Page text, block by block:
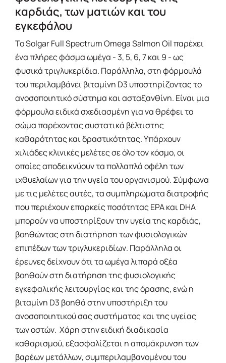
καρδιάς, των ματιών και του
εγκεφάλου
Το Solgar Full Spectrum Omega Salmon Oil παρέχει
ένα πλήρες φάσμα ωμέγα - 3, 5, 6, 7 και 9 - ως
φυσικά τριγλυκερίδια. Παράλληλα, στη φόρμουλά
του περιλαμβάνει βιταμίνη D3 υποστηρίζοντας το
ανοσοποιητικό σύστημα και ασταξανθίνη. Είναι μια
φόρμουλα ειδικά σχεδιασμένη για να θρέφει το
σώμα παρέχοντας συστατικά βέλτιστης
καθαρότητας και δραστικότητας. Υπάρχουν
χιλιάδες κλινικές μελέτες σε όλο τον κόσμο, οι
οποίες αποδεικνύουν τα πολλαπλά οφέλη των
ιχθυελαίων για την υγεία του οργανισμού. Σύμφωνα
με τις μελέτες αυτές, τα συμπληρώματα διατροφής
που περιέχουν επαρκείς ποσότητας EPA και DHA
μπορούν να υποστηρίξουν την υγεία της καρδιάς,
βοηθώντας στη διατήρηση των φυσιολογικών
επιπέδων των τριγλυκεριδίων. Παράλληλα οι
έρευνες δείχνουν ότι τα ωμέγα λιπαρά οξέα
βοηθούν στη διατήρηση της φυσιολογικής
εγκεφαλικής λειτουργίας και της όρασης, ενώ η
βιταμίνη D3 βοηθά στην υποστήριξη του
ανοσοποιητικού σας συστήματος και της υγείας
των οστών. Χάρη στην ειδική διαδικασία
καθαρισμού, εξασφαλίζεται η απομάκρυνση των
βαρέων μετάλλων, συμπεριλαμβανομένου του